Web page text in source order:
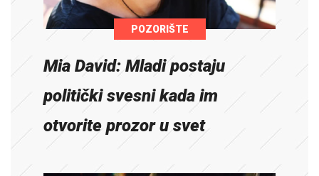
POZORIŠTE
Mia David: Mladi postaju
politički svesni kada im
otvorite prozor u svet